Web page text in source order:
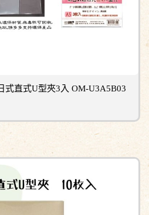
式直式U型夾3入 OM-U3A5B03